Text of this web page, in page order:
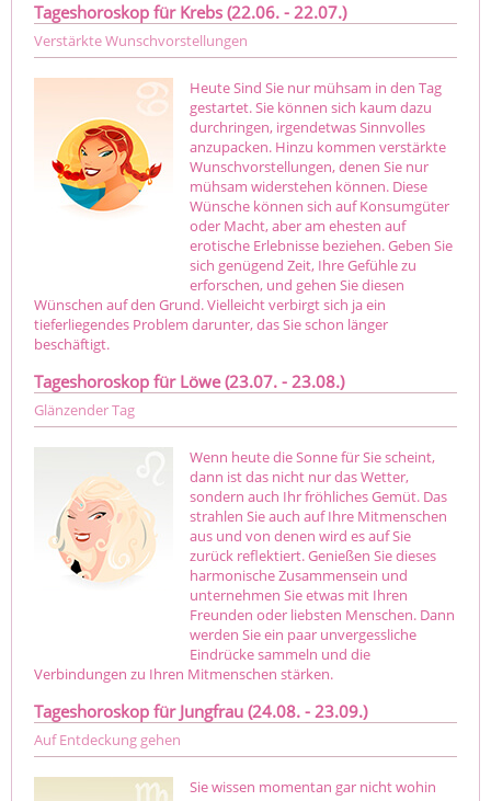
Tageshoroskop für Krebs (22.06. - 22.07.)
Verstärkte Wunschvorstellungen
Heute Sind Sie nur mühsam in den Tag
gestartet. Sie können sich kaum dazu
durchringen, irgendetwas Sinnvolles
anzupacken. Hinzu kommen verstärkte
Wunschvorstellungen, denen Sie nur
mühsam widerstehen können. Diese
Wünsche können sich auf Konsumgüter
oder Macht, aber am ehesten auf
erotische Erlebnisse beziehen. Geben Sie
sich genügend Zeit, Ihre Gefühle zu
erforschen, und gehen Sie diesen
Wünschen auf den Grund. Vielleicht verbirgt sich ja ein
tieferliegendes Problem darunter, das Sie schon länger
beschäftigt.
Tageshoroskop für Löwe (23.07. - 23.08.)
Glänzender Tag
Wenn heute die Sonne für Sie scheint,
dann ist das nicht nur das Wetter,
sondern auch Ihr fröhliches Gemüt. Das
strahlen Sie auch auf Ihre Mitmenschen
aus und von denen wird es auf Sie
zurück reflektiert. Genießen Sie dieses
harmonische Zusammensein und
unternehmen Sie etwas mit Ihren
Freunden oder liebsten Menschen. Dann
werden Sie ein paar unvergessliche
Eindrücke sammeln und die
Verbindungen zu Ihren Mitmenschen stärken.
Tageshoroskop für Jungfrau (24.08. - 23.09.)
Auf Entdeckung gehen
Sie wissen momentan gar nicht wohin